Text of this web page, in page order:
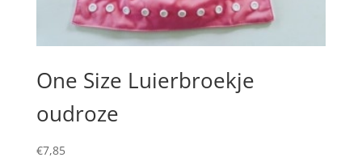
One Size Luierbroekje
oudroze
€7,85